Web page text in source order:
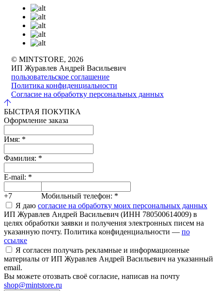
© MINTSTORE, 2026
ИП Журавлев Андрей Васильевич
пользовательское соглашение
Политика конфиденциальности
Согласие на обработку персональных данных
БЫСТРАЯ ПОКУПКА
Оформление заказа
Имя: *
Фамилия: *
E-mail: *
+7 Мобильный телефон: *
Я даю согласие на обработку моих персональных данных
ИП Журавлев Андрей Васильевич (ИНН 780500614009) в
целях обработки заявки и получения электронных писем на
указанную почту. Политика конфиденциальности — по
ссылке
Я согласен получать рекламные и информационные
материалы от ИП Журавлев Андрей Васильевич на указанный
email.
Вы можете отозвать своё согласие, написав на почту
shop@mintstore.ru